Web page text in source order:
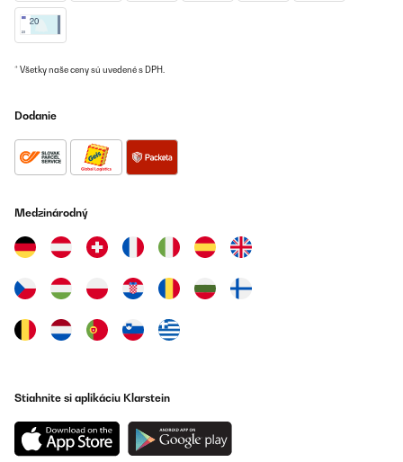
* Všetky naše ceny sú uvedené s DPH.
Dodanie
Medzinárodný
Stiahnite si aplikáciu Klarstein